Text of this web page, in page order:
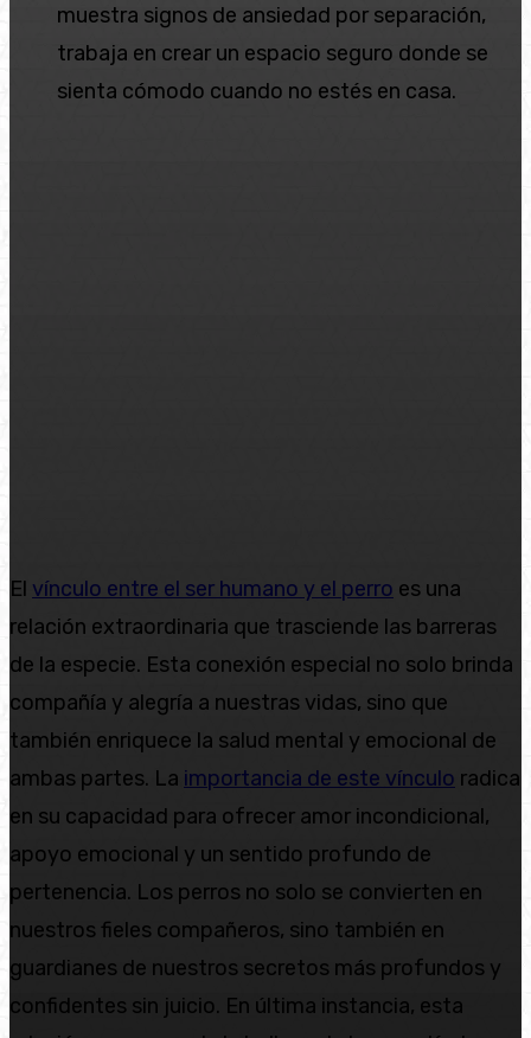
muestra signos de ansiedad por separación,
trabaja en crear un espacio seguro donde se
sienta cómodo cuando no estés en casa.
El vínculo entre el ser humano y el perro es una
relación extraordinaria que trasciende las barreras
de la especie. Esta conexión especial no solo brinda
compañía y alegría a nuestras vidas, sino que
también enriquece la salud mental y emocional de
ambas partes. La importancia de este vínculo radica
en su capacidad para ofrecer amor incondicional,
apoyo emocional y un sentido profundo de
pertenencia. Los perros no solo se convierten en
nuestros fieles compañeros, sino también en
guardianes de nuestros secretos más profundos y
confidentes sin juicio. En última instancia, esta